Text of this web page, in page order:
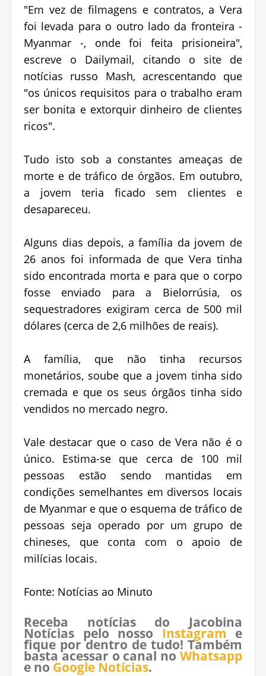
"Em vez de filmagens e contratos, a Vera
foi levada para o outro lado da fronteira -
Myanmar -, onde foi feita prisioneira",
escreve o Dailymail, citando o site de
notícias russo Mash, acrescentando que
"os únicos requisitos para o trabalho eram
ser bonita e extorquir dinheiro de clientes
ricos".
Tudo isto sob a constantes ameaças de
morte e de tráfico de órgãos. Em outubro,
a jovem teria ficado sem clientes e
desapareceu.
Alguns dias depois, a família da jovem de
26 anos foi informada de que Vera tinha
sido encontrada morta e para que o corpo
fosse enviado para a Bielorrúsia, os
sequestradores exigiram cerca de 500 mil
dólares (cerca de 2,6 milhões de reais).
A família, que não tinha recursos
monetários, soube que a jovem tinha sido
cremada e que os seus órgãos tinha sido
vendidos no mercado negro.
Vale destacar que o caso de Vera não é o
único. Estima-se que cerca de 100 mil
pessoas estão sendo mantidas em
condições semelhantes em diversos locais
de Myanmar e que o esquema de tráfico de
pessoas seja operado por um grupo de
chineses, que conta com o apoio de
milícias locais.
Fonte: Notícias ao Minuto
Receba notícias do Jacobina
Notícias pelo nosso Instagram e
fique por dentro de tudo! Também
basta acessar o canal no Whatsapp
e no Google Notícias.